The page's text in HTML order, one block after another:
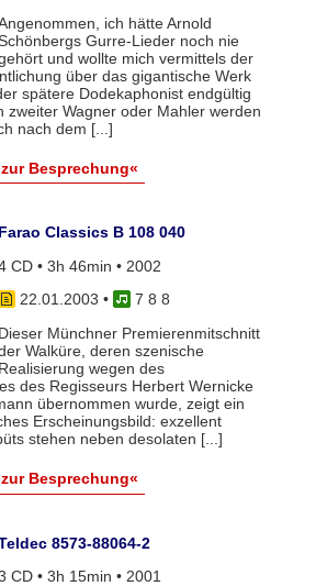
ich hätte Arnold
Gurre-Lieder noch nie
und wollte mich vermittels der
über das gigantische Werk
spätere Dodekaphonist endgültig
zweiter Wagner oder Mahler werden
nach dem [...]
Besprechung«
Farao Classics B 108 040
CD • 3h 46min • 2002
22.01.2003 •
7 8 8
Dieser Münchner Premierenmitschnitt
Walküre, deren szenische
Realisierung wegen des
des Regisseurs Herbert Wernicke
übernommen wurde, zeigt ein
Erscheinungsbild: exzellent
stehen neben desolaten [...]
Besprechung«
8573-88064-2
CD • 3h 15min • 2001